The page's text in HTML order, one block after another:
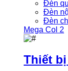
Đèn
Đèn
Đèn
Mega Col 2
Thiết